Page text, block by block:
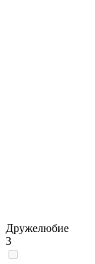
Дружелюбие
3